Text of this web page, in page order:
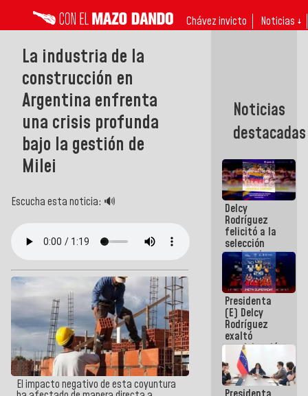
Chávez invicto Noticias ↓
La industria de la
construcción en
Argentina enfrenta
una crisis profunda
bajo la gestión de
Milei
Escucha esta noticia: 🔊
El impacto negativo de esta coyuntura
Noticias
destacadas
Delcy
Rodríguez
felicitó a la
selección
nacional
masculina
de voleibol
campeona
de la Copa
Panamericana
Sub-17
Presidenta
(E) Delcy
Rodríguez
exaltó
participación
de
Venezuela
en Juegos